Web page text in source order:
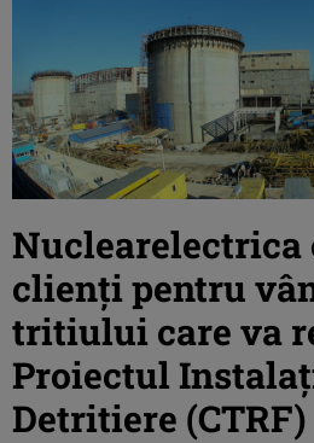
Nuclearelectrica
clienți pentru
tritiului care va
Proiectul
Detritiere (CTRF)